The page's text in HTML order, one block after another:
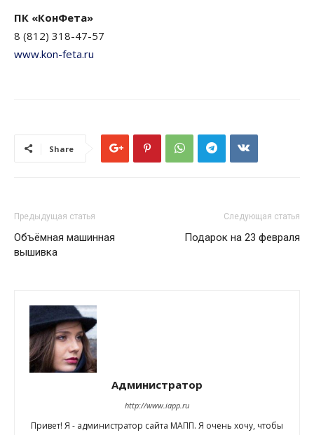
ПК «КонФета»
8 (812) 318-47-57
www.kon-feta.ru
Share
Предыдущая статья
Объёмная машинная
вышивка
Следующая статья
Подарок на 23 февраля
Администратор
http://www.iapp.ru
Привет! Я - администратор сайта МАПП. Я очень хочу, чтобы